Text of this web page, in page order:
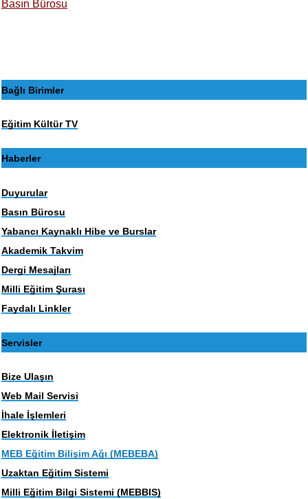
Basın Bürosu
Bağlı Birimler
Eğitim Kültür TV
Haberler
Duyurular
Basın Bürosu
Yabancı Kaynaklı Hibe ve Burslar
Akademik Takvim
Dergi Mesajları
Milli Eğitim Şurası
Faydalı Linkler
Servisler
Bize Ulaşın
Web Mail Servisi
İhale İşlemleri
Elektronik İletişim
MEB Eğitim Bilişim Ağı (MEBEBA)
Uzaktan Eğitim Sistemi
Milli Eğitim Bilgi Sistemi (MEBBIS)